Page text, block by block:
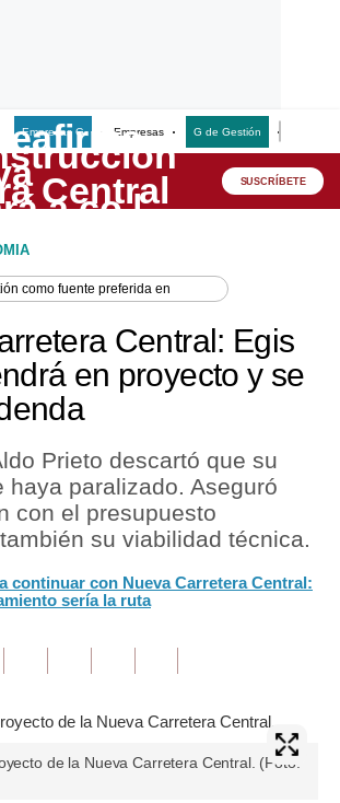
Empresas G Empresas G de Gestión
SUSCRÍBETE
como fuente preferida en
Central: Egis
en proyecto y se
Prieto descartó que su
haya paralizado. Aseguró
con el presupuesto
su viabilidad técnica.
continuar con Nueva Carretera Central:
sería la ruta
de la Nueva Carretera Central. (Foto: